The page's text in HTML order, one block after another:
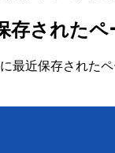
存されたペ
最近保存されたペ